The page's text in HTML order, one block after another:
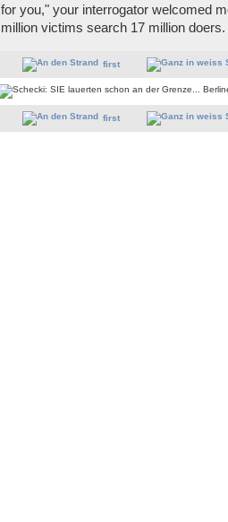
for you," your interrogator welcomed
million victims search 17 million doers.
first
first